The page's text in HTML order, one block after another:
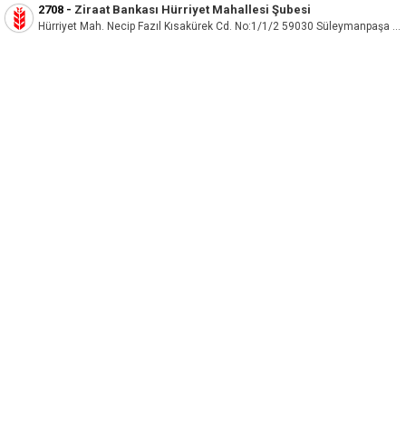
2708 - Ziraat Bankası Hürriyet Mahallesi Şubesi
Hürriyet Mah. Necip Fazıl Kısakürek Cd. No:1/1/2 59030 Süleymanpaşa Tekirdağ